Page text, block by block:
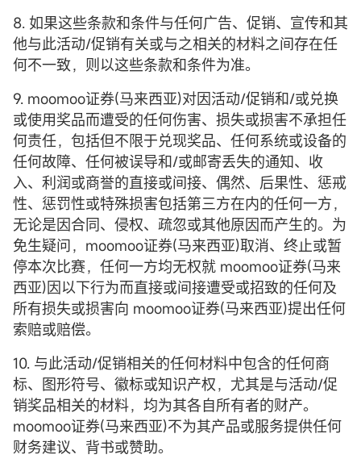
8. 如果这些条款和条件与任何广告、促销、宣传和其
他与此活动/促销有关或与之相关的材料之间存在任
何不一致，则以这些条款和条件为准。
9. moomoo证券(马来西亚)对因活动/促销和/或兑换
或使用奖品而遭受的任何伤害、损失或损害不承担任
何责任，包括但不限于兑现奖品、任何系统或设备的
任何故障、任何被误导和/或邮寄丢失的通知、收
入、利润或商誉的直接或间接、偶然、后果性、惩戒
性、惩罚性或特殊损害包括第三方在内的任何一方，
无论是因合同、侵权、疏忽或其他原因而产生的。为
免生疑问，moomoo证券(马来西亚)取消、终止或暂
停本次比赛，任何一方均无权就 moomoo证券(马来
西亚)因以下行为而直接或间接遭受或招致的任何及
所有损失或损害向 moomoo证券(马来西亚)提出任何
索赔或赔偿。
10. 与此活动/促销相关的任何材料中包含的任何商
标、图形符号、徽标或知识产权，尤其是与活动/促
销奖品相关的材料，均为其各自所有者的财产。
moomoo证券(马来西亚)不为其产品或服务提供任何
财务建议、背书或赞助。